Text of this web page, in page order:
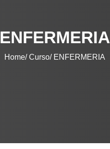
ENFERMERIA
Home Curso ENFERMERIA